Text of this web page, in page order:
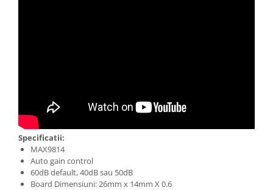
Specificatii:
MAX9814
Auto gain control
60dB default, 40dB sau 50dB
Board Dimensiuni: 26mm x 14mm X 0.6